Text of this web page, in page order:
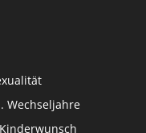
Wechseljahre